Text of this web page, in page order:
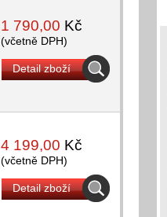
1 790,00 Kč
(včetně DPH)
Detail zboží
4 199,00 Kč
(včetně DPH)
Detail zboží